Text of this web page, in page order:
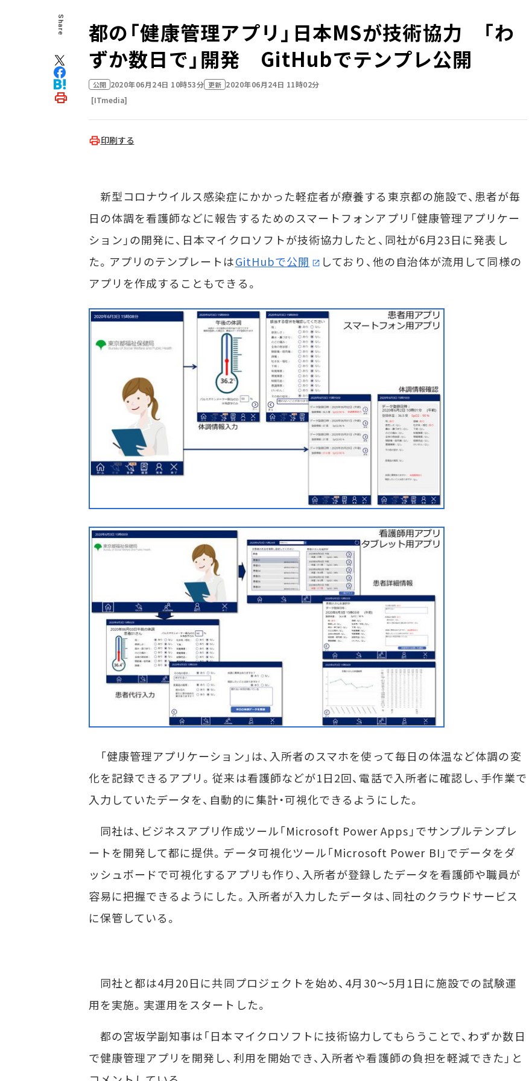
Share
都の「健康管理アプリ」日本MSが技術協力 「わ
ずか数日で」開発 GitHubでテンプレ公開
公開 2020年06月24日 10時53分 更新 2020年06月24日 11時02分
[ITmedia]
印刷する
新型コロナウイルス感染症にかかった軽症者が療養する東京都の施設で、患者が毎
日の体調を看護師などに報告するためのスマートフォンアプリ「健康管理アプリケー
ション」の開発に、日本マイクロソフトが技術協力したと、同社が6月23日に発表し
た。アプリのテンプレートはGitHubで公開
しており、他の自治体が流用して同様の
アプリを作成することもできる。
「健康管理アプリケーション」は、入所者のスマホを使って毎日の体温など体調の変
化を記録できるアプリ。従来は看護師などが1日2回、電話で入所者に確認し、手作業で
入力していたデータを、自動的に集計・可視化できるようにした。
同社は、ビジネスアプリ作成ツール「Microsoft Power Apps」でサンプルテンプレ
ートを開発して都に提供。データ可視化ツール「Microsoft Power BI」でデータをダ
ッシュボードで可視化するアプリも作り、入所者が登録したデータを看護師や職員が
容易に把握できるようにした。入所者が入力したデータは、同社のクラウドサービス
に保管している。
同社と都は4月20日に共同プロジェクトを始め、4月30～5月1日に施設での試験運
用を実施。実運用をスタートした。
都の宮坂学副知事は「日本マイクロソフトに技術協力してもらうことで、わずか数日
で健康管理アプリを開発し、利用を開始でき、入所者や看護師の負担を軽減できた」と